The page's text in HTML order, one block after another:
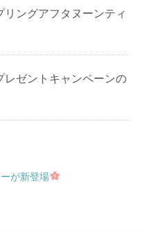
リングアフタヌーンティ
レゼントキャンペーンの
が新登場